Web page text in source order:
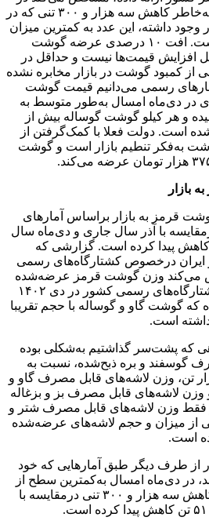
اولین ماه زمستان امسال به‌خاطر کاهش سه هزار و ۳۰۰ تنی که در
داشته، این عدد به کمترین میزان
در ۱۲ ماه گذشته رسیده است. افت ۱۰ درصدی عرضه گوشت
افزایش قیمت‌ها نیست و حداقل در
از کمبود گوشت در بازار مخابره نشده
رسمی می‌دانیم قیمت گوشت
با رشد ۱۰ درصدی در دی‌ماه امسال به‌طور متوسط به
رسیده و هر کیلو گوشت گوساله بیش از
است. دولت فعلا با کمک‌گرفتن از
به‌فکر تنطیم بازار است و گوشت
بازار
قرمز به بازار براساس آمار‌های
با آذر سال جاری و دی‌ماه سال
۹ و ۱۸ درصد کاهش پیدا کرده است. گزارشی که
ایران درخصوص کشتارگاه‌های رسمی
می‌کند وزن گوشت قرمز عرضه‌شده
انواع دام‌های ذبح‌شده در کشتارگاه‌های رسمی کشور در دی ۱۴۰۲
و ۵۱۰ تن بوده که گوشت گاو و گوساله با حجم تقریبا
که پشت‌سر گذاشتیم به‌شکلی بوده
گوسفند و بره ذبح‌شده، نسبت به
تن، وزن لاشه‌های قابل مصرف گاو و
دو هزار و ۵۰۰ تن و وزن لاشه‌های قابل مصرف بز و بزغاله
و فقط وزن لاشه‌های قابل مصرف شتر و
با رشد تقریبا ۷۰ تنی از میزان و حجم لاشه‌های عرضه‌شده
است.
از طرف دیگر طبق آمار‌هایی که خود
در دی‌ماه امسال به‌کمترین سطح از
۱۲ ماه گذشته رسیده و با کاهش سه هزار و ۳۰۰ تنی درمقایسه با